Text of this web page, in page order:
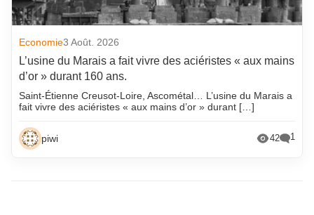
Economie3 Août. 2026
L’usine du Marais a fait vivre des aciéristes « aux mains
d’or » durant 160 ans.
Saint-Étienne Creusot-Loire, Ascométal… L’usine du Marais a
fait vivre des aciéristes « aux mains d’or » durant […]
piwi 42 1